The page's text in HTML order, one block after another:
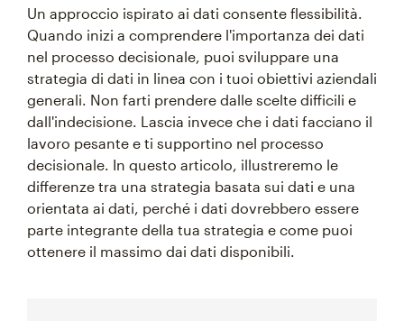
Un approccio ispirato ai dati consente flessibilità.
Quando inizi a comprendere l'importanza dei dati
nel processo decisionale, puoi sviluppare una
strategia di dati in linea con i tuoi obiettivi aziendali
generali. Non farti prendere dalle scelte difficili e
dall'indecisione. Lascia invece che i dati facciano il
lavoro pesante e ti supportino nel processo
decisionale. In questo articolo, illustreremo le
differenze tra una strategia basata sui dati e una
orientata ai dati, perché i dati dovrebbero essere
parte integrante della tua strategia e come puoi
ottenere il massimo dai dati disponibili.